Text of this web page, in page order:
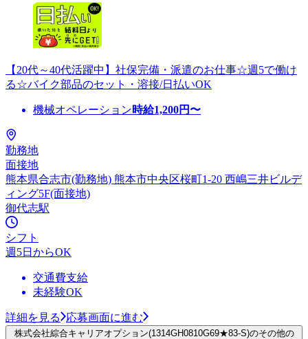
【20代～40代活躍中】社保完備・派遣のお仕事☆週5で働け
る☆バイク部品のセット・溶接/日払いOK
機械オペレーション時給1,200円〜
勤務地
面接地
熊本県合志市(勤務地) 熊本市中央区桜町1-20 西嶋三井ビルデ
ィング5F(面接地)
御代志駅
シフト
週5日からOK
交通費支給
未経験OK
詳細を見る 応募画面に進む
株式会社綜合キャリアオプション(1314GH0810G69★83-S)のその他の